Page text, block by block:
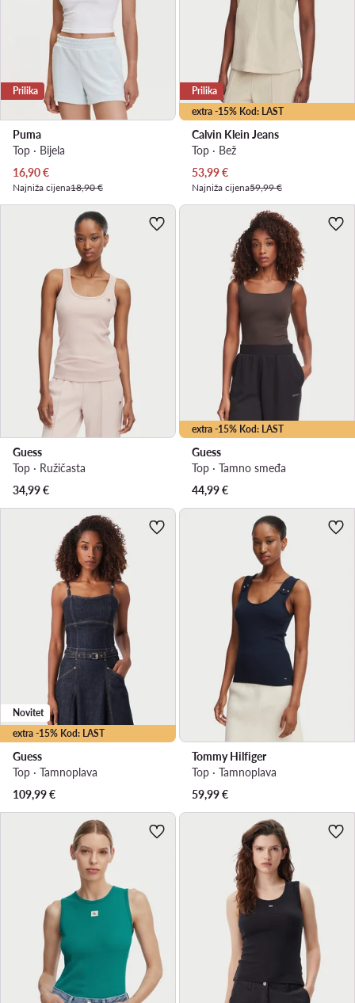
Prilika
Puma
Top · Bijela
Trenutna cijena
16,90€
Najniža cijena18,90 €
extra -15% Kod: LAST
Prilika
Calvin Klein Jeans
Top · Bež
Trenutna cijena
53,99€
Najniža cijena59,99 €
Guess
Top · Ružičasta
34,99€
extra -15% Kod: LAST
Guess
Top · Tamno smeđa
44,99€
extra -15% Kod: LAST
Novitet
Guess
Top · Tamnoplava
109,99€
Tommy Hilfiger
Top · Tamnoplava
59,99€